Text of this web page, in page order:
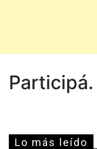
Participá.
Lo más leído